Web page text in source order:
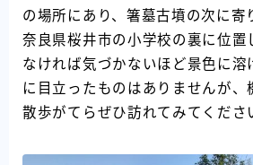
の場所にあり、箸墓古墳の次に寄
奈良県桜井市の小学校の裏に位置
なければ気づかないほど景色に溶
に目立ったものはありませんが、
散歩がてらぜひ訪れてみてくださ